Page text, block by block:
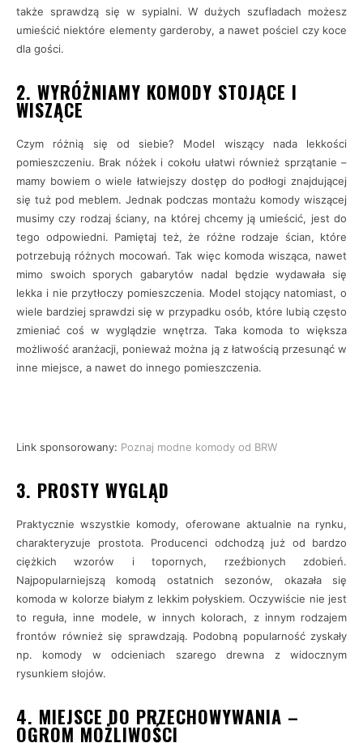
także sprawdzą się w sypialni. W dużych szufladach możesz
umieścić niektóre elementy garderoby, a nawet pościel czy koce
dla gości.
2. WYRÓŻNIAMY KOMODY STOJĄCE I
WISZĄCE
Czym różnią się od siebie? Model wiszący nada lekkości
pomieszczeniu. Brak nóżek i cokołu ułatwi również sprzątanie –
mamy bowiem o wiele łatwiejszy dostęp do podłogi znajdującej
się tuż pod meblem. Jednak podczas montażu komody wiszącej
musimy czy rodzaj ściany, na której chcemy ją umieścić, jest do
tego odpowiedni. Pamiętaj też, że różne rodzaje ścian, które
potrzebują różnych mocowań. Tak więc komoda wisząca, nawet
mimo swoich sporych gabarytów nadal będzie wydawała się
lekka i nie przytłoczy pomieszczenia. Model stojący natomiast, o
wiele bardziej sprawdzi się w przypadku osób, które lubią często
zmieniać coś w wyglądzie wnętrza. Taka komoda to większa
możliwość aranżacji, ponieważ można ją z łatwością przesunąć w
inne miejsce, a nawet do innego pomieszczenia.
Link sponsorowany: Poznaj modne komody od BRW
3. PROSTY WYGLĄD
Praktycznie wszystkie komody, oferowane aktualnie na rynku,
charakteryzuje prostota. Producenci odchodzą już od bardzo
ciężkich wzorów i topornych, rzeźbionych zdobień.
Najpopularniejszą komodą ostatnich sezonów, okazała się
komoda w kolorze białym z lekkim połyskiem. Oczywiście nie jest
to reguła, inne modele, w innych kolorach, z innym rodzajem
frontów również się sprawdzają. Podobną popularność zyskały
np. komody w odcieniach szarego drewna z widocznym
rysunkiem słojów.
4. MIEJSCE DO PRZECHOWYWANIA –
OGROM MOŻLIWOŚCI